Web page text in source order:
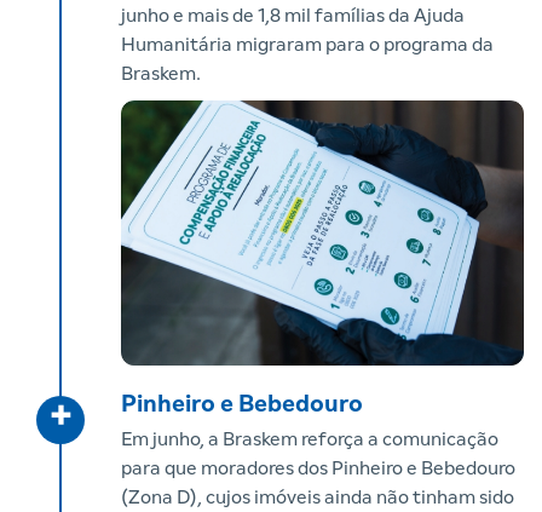
junho e mais de 1,8 mil famílias da Ajuda
Humanitária migraram para o programa da
Braskem.
+ Pinheiro e Bebedouro
Em junho, a Braskem reforça a comunicação
para que moradores dos Pinheiro e Bebedouro
(Zona D), cujos imóveis ainda não tinham sido